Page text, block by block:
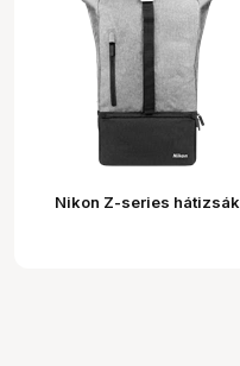
Nikon Z-series hátizsák